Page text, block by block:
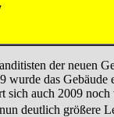
der neuen
das
auch 2009
deutlich größere